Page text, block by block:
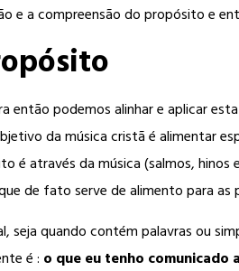
e a compreensão do propósito e
então podemos alinhar e aplicar
da música cristã é alimentar
é através da música (salmos,
de fato serve de alimento para as
seja quando contém palavras ou
é : o que eu tenho comunicado